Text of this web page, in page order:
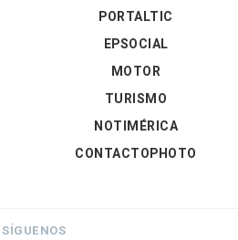
PORTALTIC
EPSOCIAL
MOTOR
TURISMO
NOTIMÉRICA
CONTACTOPHOTO
SÍGUENOS